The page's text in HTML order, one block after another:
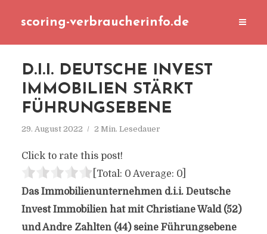
scoring-verbraucherinfo.de
D.I.I. DEUTSCHE INVEST
IMMOBILIEN STÄRKT
FÜHRUNGSEBENE
29. August 2022 2 Min. Lesedauer
Click to rate this post!
[Total: 0 Average: 0]
Das Immobilienunternehmen d.i.i. Deutsche
Invest Immobilien hat mit Christiane Wald (52)
und Andre Zahlten (44) seine Führungsebene